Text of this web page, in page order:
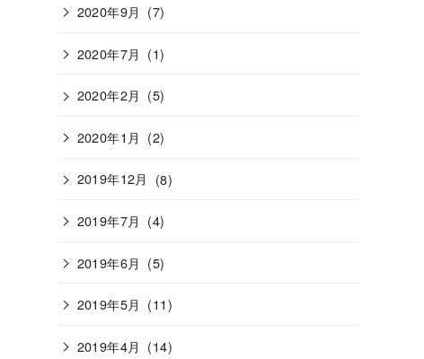
2020年9月 (7)
2020年7月 (1)
2020年2月 (5)
2020年1月 (2)
2019年12月 (8)
2019年7月 (4)
2019年6月 (5)
2019年5月 (11)
2019年4月 (14)